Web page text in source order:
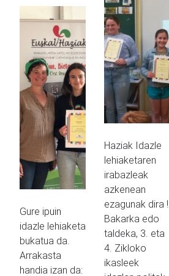
Gure ipuin
idazle lehiaketa
bukatua da.
Arrakasta
handia izan da:
Haziak Idazle
lehiaketaren
irabazleak
azkenean
ezagunak dira !
Bakarka edo
taldeka, 3. eta
4. Zikloko
ikasleek